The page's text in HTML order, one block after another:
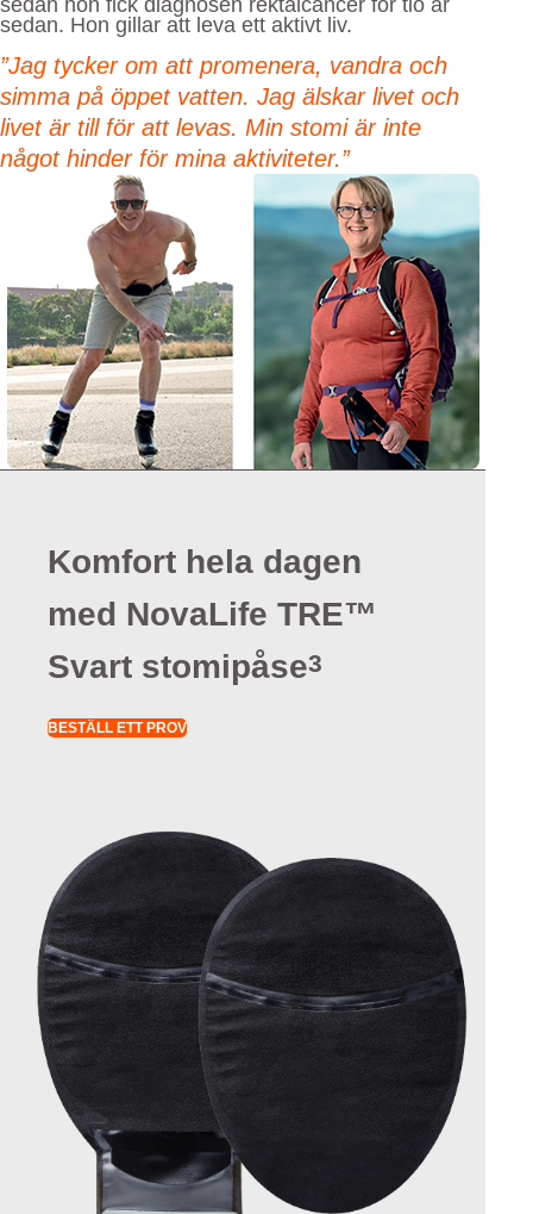
sedan. Hon gillar att leva ett aktivt liv.
”Jag tycker om att promenera, vandra och
simma på öppet vatten. Jag älskar livet och
livet är till för att levas. Min stomi är inte
något hinder för mina aktiviteter.”
Komfort hela dagen
med NovaLife TRE™
Svart stomipåse3
BESTÄLL ETT PROV